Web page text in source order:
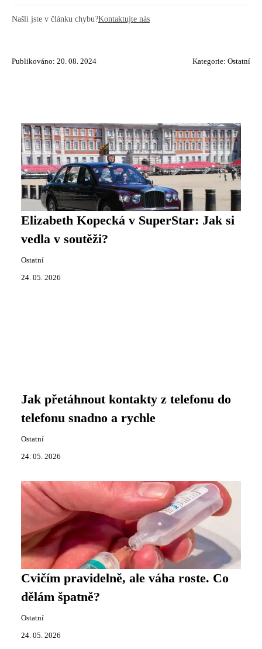
Našli jste v článku chybu?Kontaktujte nás
Publikováno: 20. 08. 2024 Kategorie: Ostatní
Elizabeth Kopecká v SuperStar: Jak si
vedla v soutěži?
Ostatní
24. 05. 2026
Jak přetáhnout kontakty z telefonu do
telefonu snadno a rychle
Ostatní
24. 05. 2026
Cvičím pravidelně, ale váha roste. Co
dělám špatně?
Ostatní
24. 05. 2026